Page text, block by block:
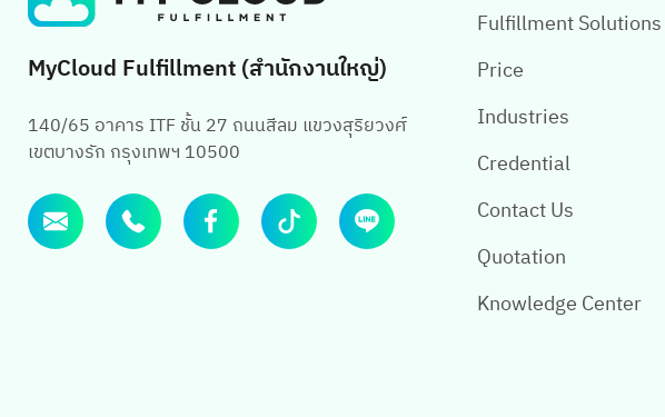
MyCloud Fulfillment (สำนักงานใหญ่)
140/65 อาคาร ITF ชั้น 27 ถนนสีลม แขวงสุริยวงศ์
เขตบางรัก กรุงเทพฯ 10500
Fulfillment Solutions
Price
Industries
Credential
Contact Us
Quotation
Knowledge Center